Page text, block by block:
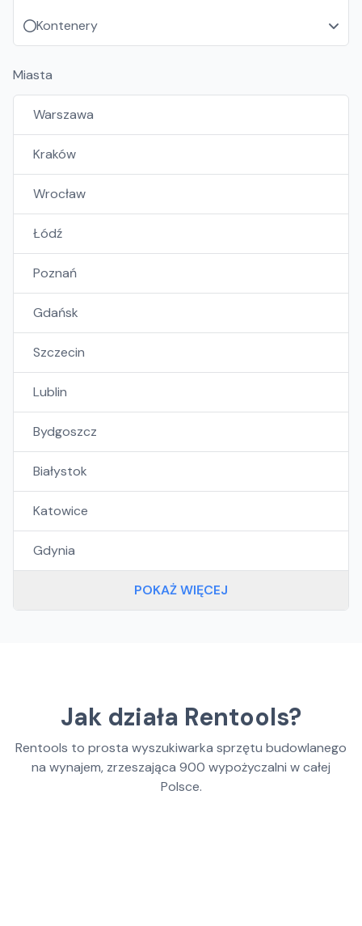
Kontenery
Miasta
Warszawa
Kraków
Wrocław
Łódź
Poznań
Gdańsk
Szczecin
Lublin
Bydgoszcz
Białystok
Katowice
Gdynia
POKAŻ WIĘCEJ
Jak działa Rentools?
Rentools to prosta wyszukiwarka sprzętu budowlanego
na wynajem, zrzeszająca 900 wypożyczalni w całej
Polsce.